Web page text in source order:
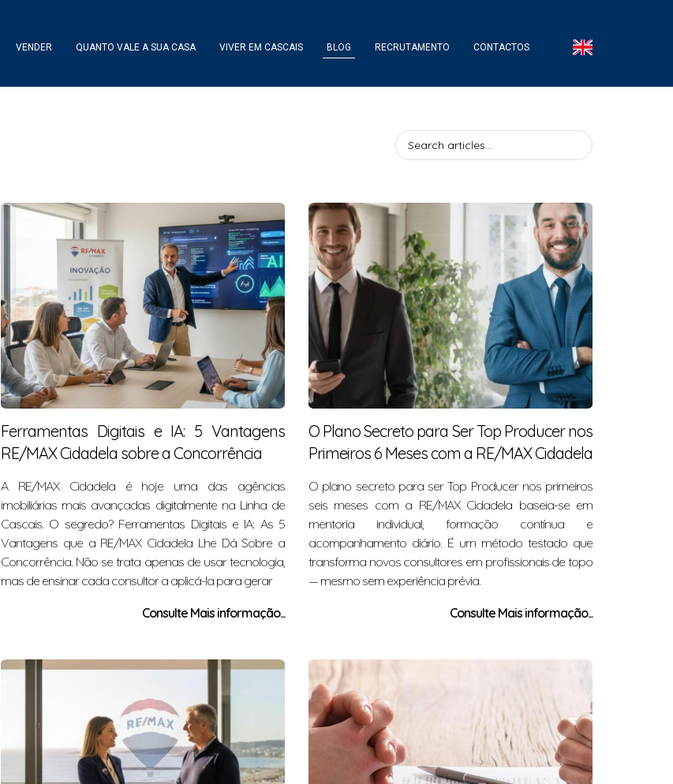
VENDER QUANTO VALE A SUA CASA VIVER EM CASCAIS BLOG RECRUTAMENTO CONTACTOS
Ferramentas Digitais e IA: 5 Vantagens
RE/MAX Cidadela sobre a Concorrência
A RE/MAX Cidadela é hoje uma das agências
imobiliárias mais avançadas digitalmente na Linha de
Cascais. O segredo? Ferramentas Digitais e IA: As 5
Vantagens que a RE/MAX Cidadela Lhe Dá Sobre a
Concorrência. Não se trata apenas de usar tecnologia,
mas de ensinar cada consultor a aplicá-la para gerar
Consulte Mais informação...
O Plano Secreto para Ser Top Producer nos
Primeiros 6 Meses com a RE/MAX Cidadela
O plano secreto para ser Top Producer nos primeiros
seis meses com a RE/MAX Cidadela baseia-se em
mentoria individual, formação contínua e
acompanhamento diário. É um método testado que
transforma novos consultores em profissionais de topo
— mesmo sem experiência prévia.
Consulte Mais informação...